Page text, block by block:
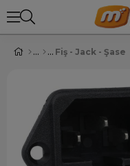
Fiş - Jack - Şase